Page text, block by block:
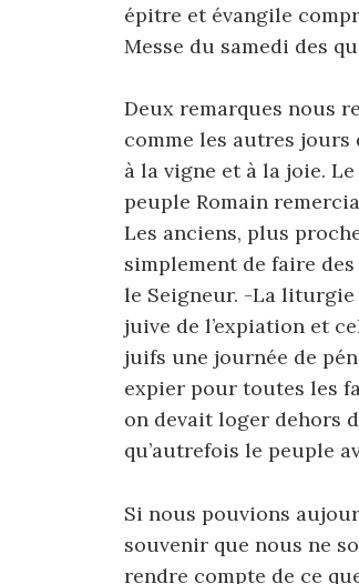
épitre et évangile
Messe du samedi des
Deux remarques nous
comme les autres
à la vigne et à la joie.
peuple Romain
Les anciens, plus
simplement de faire
le Seigneur. -La
juive de l’expiation et
juifs une journée de
expier pour toutes les
on devait loger dehors
qu’autrefois le peuple
Si nous pouvions
souvenir que nous ne
rendre compte de ce